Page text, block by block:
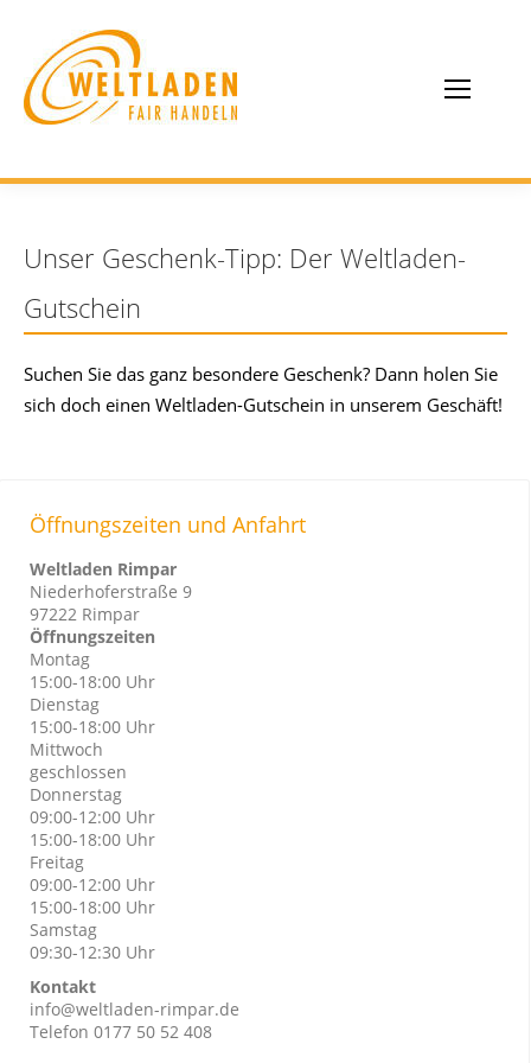
Unser Geschenk-Tipp: Der Weltladen-
Gutschein
Suchen Sie das ganz besondere Geschenk? Dann holen Sie
sich doch einen Weltladen-Gutschein in unserem Geschäft!
Öffnungszeiten und Anfahrt
Weltladen Rimpar
Niederhoferstraße 9
97222 Rimpar
Öffnungszeiten
Montag
15:00-18:00 Uhr
Dienstag
15:00-18:00 Uhr
Mittwoch
geschlossen
Donnerstag
09:00-12:00 Uhr
15:00-18:00 Uhr
Freitag
09:00-12:00 Uhr
15:00-18:00 Uhr
Samstag
09:30-12:30 Uhr
Kontakt
info@weltladen-rimpar.de
Telefon 0177 50 52 408